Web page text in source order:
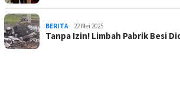
BERITA 22 Mei 2025
Tanpa Izin! Limbah Pabrik Besi